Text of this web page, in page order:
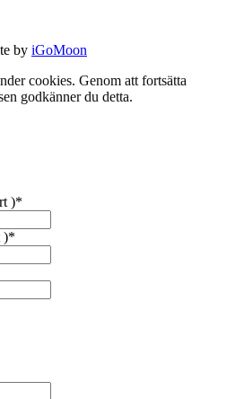
by iGoMoon
cookies. Genom att fortsätta
godkänner du detta.
)*
)*